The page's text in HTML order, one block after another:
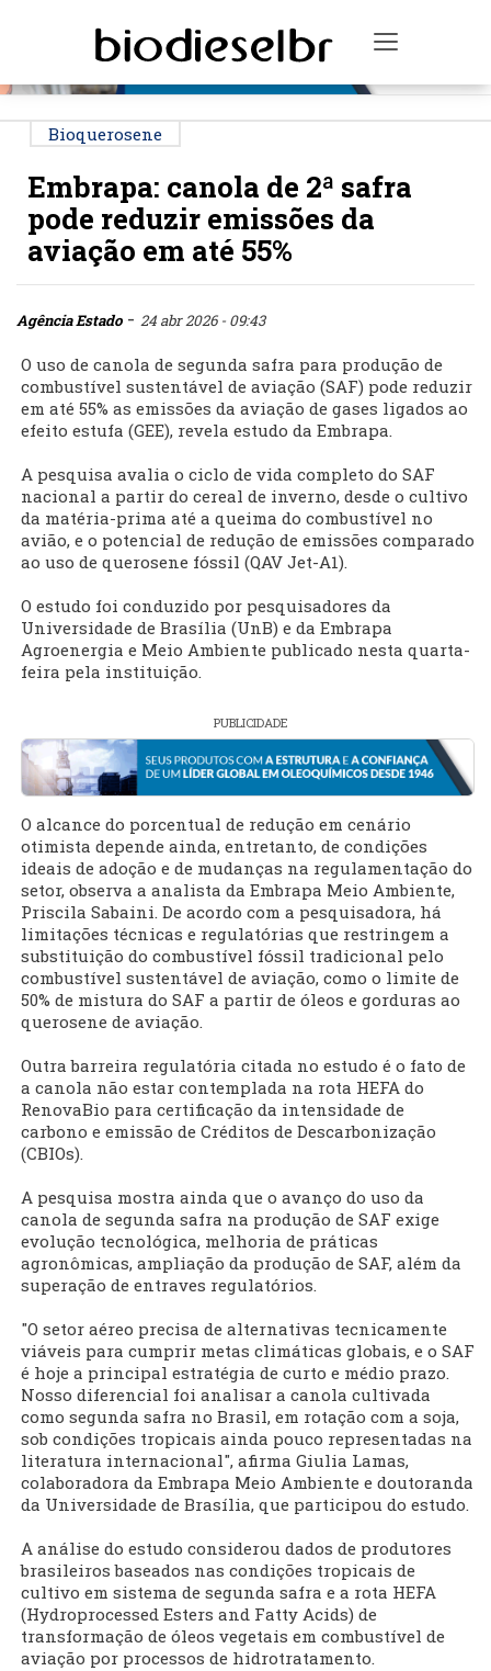
Toggle
Bioquerosene
Embrapa: canola de 2ª safra
pode reduzir emissões da
aviação em até 55%
Agência Estado- 24 abr 2026 - 09:43
O uso de canola de segunda safra para produção de
combustível sustentável de aviação (SAF) pode reduzir
em até 55% as emissões da aviação de gases ligados ao
efeito estufa (GEE), revela estudo da Embrapa.
A pesquisa avalia o ciclo de vida completo do SAF
nacional a partir do cereal de inverno, desde o cultivo
da matéria-prima até a queima do combustível no
avião, e o potencial de redução de emissões comparado
ao uso de querosene fóssil (QAV Jet-A1).
O estudo foi conduzido por pesquisadores da
Universidade de Brasília (UnB) e da Embrapa
Agroenergia e Meio Ambiente publicado nesta quarta-
feira pela instituição.
PUBLICIDADE
O alcance do porcentual de redução em cenário
otimista depende ainda, entretanto, de condições
ideais de adoção e de mudanças na regulamentação do
setor, observa a analista da Embrapa Meio Ambiente,
Priscila Sabaini. De acordo com a pesquisadora, há
limitações técnicas e regulatórias que restringem a
substituição do combustível fóssil tradicional pelo
combustível sustentável de aviação, como o limite de
50% de mistura do SAF a partir de óleos e gorduras ao
querosene de aviação.
Outra barreira regulatória citada no estudo é o fato de
a canola não estar contemplada na rota HEFA do
RenovaBio para certificação da intensidade de
carbono e emissão de Créditos de Descarbonização
(CBIOs).
A pesquisa mostra ainda que o avanço do uso da
canola de segunda safra na produção de SAF exige
evolução tecnológica, melhoria de práticas
agronômicas, ampliação da produção de SAF, além da
superação de entraves regulatórios.
"O setor aéreo precisa de alternativas tecnicamente
viáveis para cumprir metas climáticas globais, e o SAF
é hoje a principal estratégia de curto e médio prazo.
Nosso diferencial foi analisar a canola cultivada
como segunda safra no Brasil, em rotação com a soja,
sob condições tropicais ainda pouco representadas na
literatura internacional", afirma Giulia Lamas,
colaboradora da Embrapa Meio Ambiente e doutoranda
da Universidade de Brasília, que participou do estudo.
A análise do estudo considerou dados de produtores
brasileiros baseados nas condições tropicais de
cultivo em sistema de segunda safra e a rota HEFA
(Hydroprocessed Esters and Fatty Acids) de
transformação de óleos vegetais em combustível de
aviação por processos de hidrotratamento.